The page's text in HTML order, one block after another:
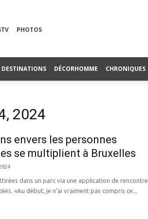
PHOTOS
DESTINATIONS DÉCORHOMME CHRONIQUES
2024
envers les personnes
se multiplient à Bruxelles
dans un parc via une application de rencontre,
«Au début, je n’ai vraiment pas compris ce...